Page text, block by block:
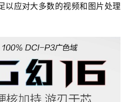
以应对大多数的视频和图片处理